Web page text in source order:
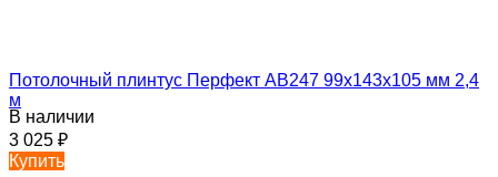
Потолочный плинтус Перфект AB247 99х143х105 мм 2,4
м
В наличии
3 025 ₽
Купить